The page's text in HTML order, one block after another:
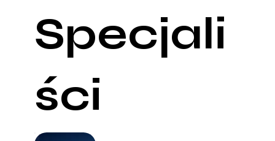
Specjali
ści